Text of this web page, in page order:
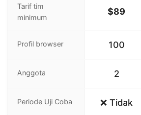
Tarif tim
minimum
$89
Profil browser 100
Anggota 2
Periode Uji Coba ❌ Tidak